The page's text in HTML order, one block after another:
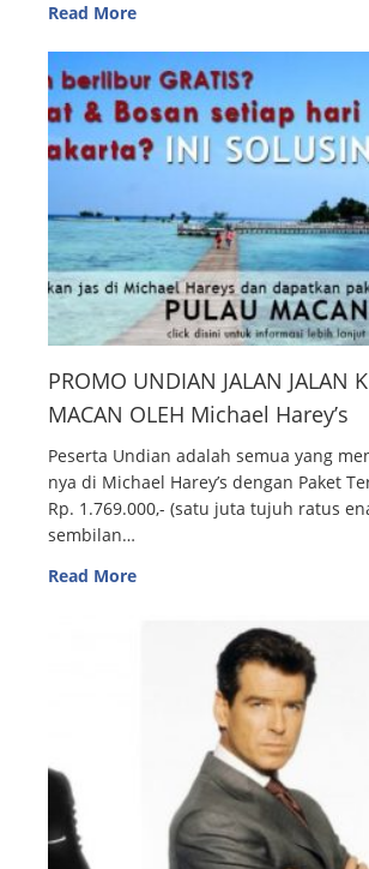
Read More
PROMO UNDIAN JALAN JALAN
MACAN OLEH Michael Harey’s
Peserta Undian adalah semua yang
nya di Michael Harey’s dengan Paket
Rp. 1.769.000,- (satu juta tujuh ratus
sembilan…
Read More